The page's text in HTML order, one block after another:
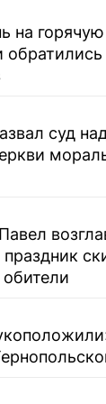
на
суд